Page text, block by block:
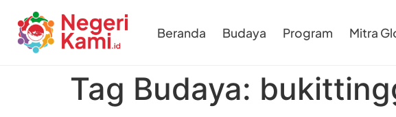
Beranda Budaya Program Mitra
Tag Budaya: